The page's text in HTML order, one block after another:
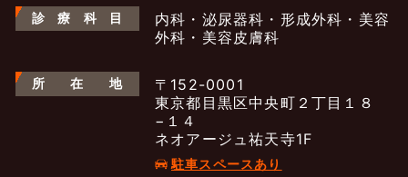
診 療 科 目
内科・泌尿器科・形成外科・美容
外科・美容皮膚科
所 在 地
〒152-0001
東京都目黒区中央町２丁目１８
−１４
ネオアージュ祐天寺1F
駐車スペースあり